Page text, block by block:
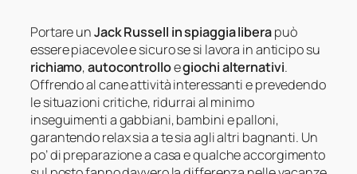
Portare unJack Russell in spiaggia liberapuò
essere piacevole e sicuro se si lavora in anticipo su
richiamo,autocontrolloegiochi alternativi.
Offrendo al cane attività interessanti e prevedendo
le situazioni critiche, ridurrai al minimo
inseguimenti a gabbiani, bambini e palloni,
garantendo relax sia a te sia agli altri bagnanti. Un
po’ di preparazione a casa e qualche accorgimento